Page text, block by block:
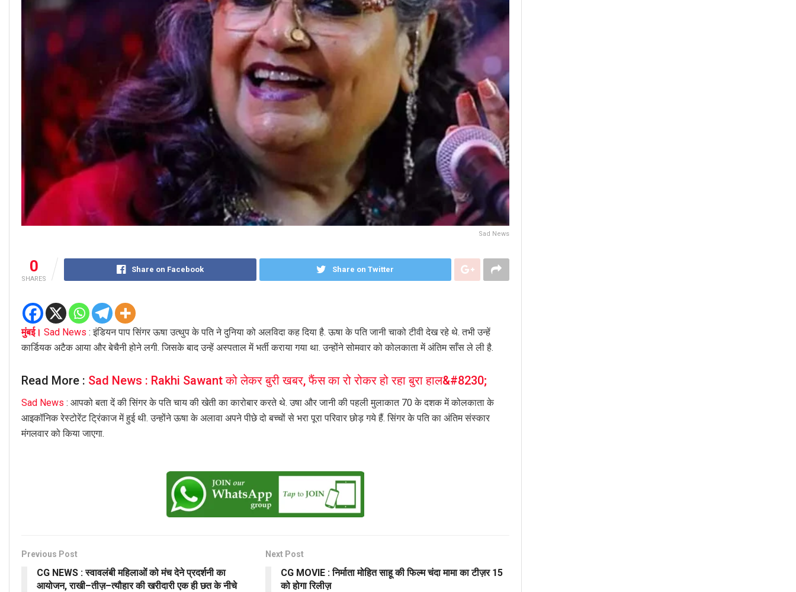
Sad News
0
SHARES
Share on Facebook Share on Twitter
मुंबई। Sad News : इंडियन पाप सिंगर ऊषा उत्थुप के पति ने दुनिया को अलविदा कह दिया है. ऊषा के पति जानी चाको टीवी देख रहे थे. तभी उन्हें
कार्डियक अटैक आया और बेचैनी होने लगी. जिसके बाद उन्हें अस्पताल में भर्ती कराया गया था. उन्होंने सोमवार को कोलकाता में अंतिम साँस ले ली है.
Read More : Sad News : Rakhi Sawant को लेकर बुरी खबर, फैंस का रो रोकर हो रहा बुरा हाल&#8230;
Sad News : आपको बता दें की सिंगर के पति चाय की खेती का कारोबार करते थे. उषा और जानी की पहली मुलाकात 70 के दशक में कोलकाता के
आइकॉनिक रेस्टोरेंट ट्रिंकाज में हुई थी. उन्होंने ऊषा के अलावा अपने पीछे दो बच्चों से भरा पूरा परिवार छोड़ गये हैं. सिंगर के पति का अंतिम संस्कार
मंगलवार को किया जाएगा.
Previous Post
CG NEWS : स्वावलंबी महिलाओं को मंच देने प्रदर्शनी का
आयोजन, राखी–तीज़–त्यौहार की खरीदारी एक ही छत के नीचे
Next Post
CG MOVIE : निर्माता मोहित साहू की फिल्म चंदा मामा का टीज़र 15
को होगा रिलीज़